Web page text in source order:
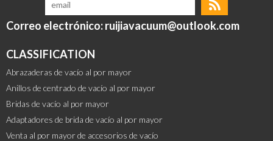
Correo electrónico: ruijiavacuum@outlook.com
CLASSIFICATION
Abrazaderas de vacío al por mayor
Anillos de centrado de vacío al por mayor
Bridas de vacío al por mayor
Adaptadores de brida de vacío al por mayor
Venta al por mayor de accesorios de vacío